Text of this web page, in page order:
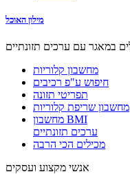
מילון האוכל
מחשבון קלוריות
חיפוש ע"פ רכיבים
תפריטי תזונה
מחשבון שריפת קלוריות
מחשבון BMI
ערכים תזונתיים
מכילים הכי הרבה
אנשי מקצוע ועסקים